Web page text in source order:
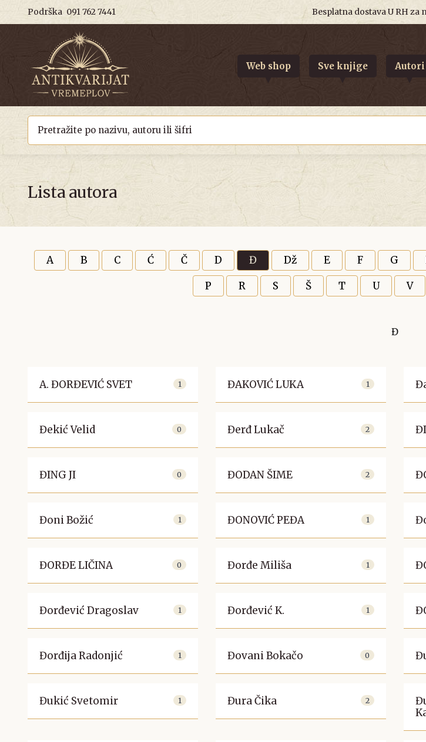
Podrška 091 762 7441 Besplatna dostava U RH za
Web shop Sve knjige Autori
Lista autora
A B C Ć Č D Đ Dž E F G
P
R S Š T U V
Đ
A. ĐORĐEVIĆ SVET 1 ĐAKOVIĆ LUKA 1
Đekić Velid 0 Đerđ Lukač 2
ĐING JI 0 ĐODAN ŠIME 2
Đoni Božić 1 ĐONOVIĆ PEĐA 1
ĐORĐE LIČINA 0 Đorđe Miliša 1
Đorđević Dragoslav 1 Đorđević K. 1
Đorđija Radonjić 1 Đovani Bokačo 0
Đukić Svetomir 1 Đura Čika 2